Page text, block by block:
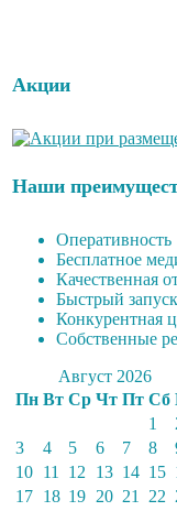
Акции
Наши
Оперативность
Бесплатное
Качественная
Быстрый
Конкурентная
Собственные
Август 2026
Пн Вт Ср Чт Пт Сб
1
3
4 5 6 7 8
10 11 12 13 14 15
17 18 19 20 21 22